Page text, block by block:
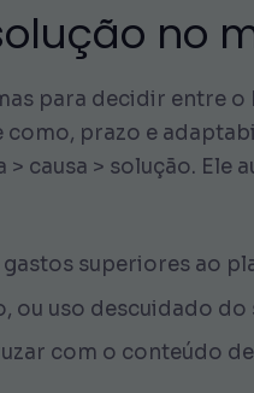
no
para decidir entre
prazo e
causa > solução. Ele
superiores ao
ou uso descuidado
com o conteúdo